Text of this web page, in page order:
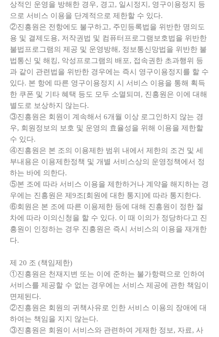
상적인 운영을 방해한 경우, 경고, 일시정지, 영구이용정지 등
으로 서비스 이용을 단계적으로 제한할 수 있다.
②진흥원은 전항에도 불구하고, 주민등록법을 위반한 명의도
용 및 결제도용, 저작권법 및 컴퓨터프로그램보호법을 위반한
불법프로그램의 제공 및 운영방해, 정보통신망법을 위반한 불
법통신 및 해킹, 악성프로그램의 배포, 접속권한 초과행위 등
과 같이 관련법을 위반한 경우에는 즉시 영구이용정지를 할 수
있다. 본 항에 따른 영구이용정지 시 서비스 이용을 통해 획득
한 쿠폰 및 기타 혜택 등도 모두 소멸되며, 진흥원은 이에 대해
별도로 보상하지 않는다.
③진흥원은 회원이 계속해서 6개월 이상 로그인하지 않는 경
우, 회원정보의 보호 및 운영의 효율성을 위해 이용을 제한할
수 있다.
④진흥원은 본 조의 이용제한 범위 내에서 제한의 조건 및 세
부내용은 이용제한정책 및 개별 서비스상의 운영정책에서 정
하는 바에 의한다.
⑤본 조에 따라 서비스 이용을 제한하거나 계약을 해지하는 경
우에는 진흥원은 제9조[회원에 대한 통지]에 따라 통지한다.
⑥회원은 본 조에 따른 이용제한 등에 대해 진흥원이 정한 절
차에 따라 이의신청을 할 수 있다. 이 때 이의가 정당하다고 진
흥원이 인정하는 경우 진흥원은 즉시 서비스의 이용을 재개한
다.
제 20 조 (책임제한)
①진흥원은 천재지변 또는 이에 준하는 불가항력으로 인하여
서비스를 제공할 수 없는 경우에는 서비스 제공에 관한 책임이
면제된다.
②진흥원은 회원의 귀책사유로 인한 서비스 이용의 장애에 대
하여는 책임을 지지 않는다.
③진흥원은 회원이 서비스와 관련하여 게재한 정보, 자료, 사